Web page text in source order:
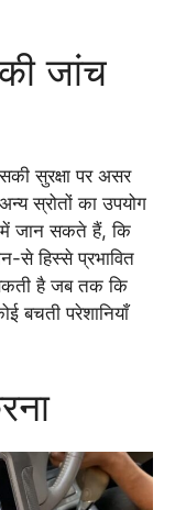
जांच
सुरक्षा पर असर
स्रोतों का उपयोग
में जान सकते हैं, कि
से हिस्से प्रभावित
है जब तक कि
बचती परेशानियाँ